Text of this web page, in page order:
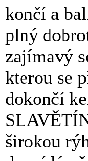
končí a
plný
zajímavý
kterou se
dokončí
širokou